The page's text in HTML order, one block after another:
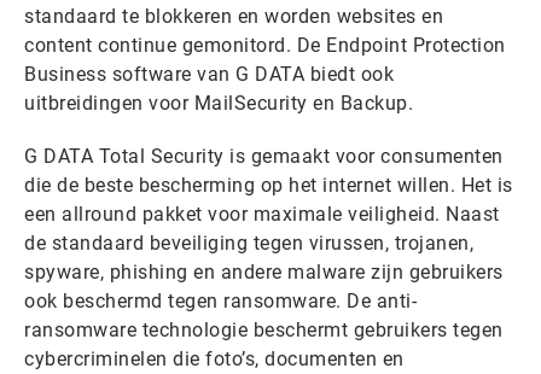
standaard te blokkeren en worden websites en
content continue gemonitord. De Endpoint Protection
Business software van G DATA biedt ook
uitbreidingen voor MailSecurity en Backup.
G DATA Total Security is gemaakt voor consumenten
die de beste bescherming op het internet willen. Het is
een allround pakket voor maximale veiligheid. Naast
de standaard beveiliging tegen virussen, trojanen,
spyware, phishing en andere malware zijn gebruikers
ook beschermd tegen ransomware. De anti-
ransomware technologie beschermt gebruikers tegen
cybercriminelen die foto’s, documenten en